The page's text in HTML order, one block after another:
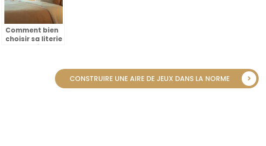
Comment bien
choisir sa literie
pour améliorer
CONSTRUIRE UNE AIRE DE JEUX DANS LA NORME